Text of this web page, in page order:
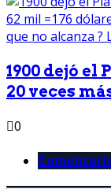
1900 dejó el
20 veces
0